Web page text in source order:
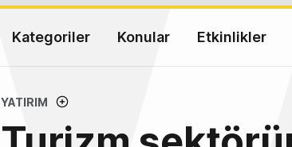
Kategoriler Konular Etkinlikler
YATIRIM